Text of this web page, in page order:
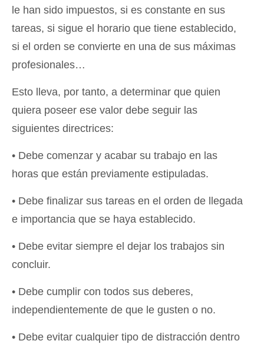
le han sido impuestos, si es constante en sus
tareas, si sigue el horario que tiene establecido,
si el orden se convierte en una de sus máximas
profesionales…
Esto lleva, por tanto, a determinar que quien
quiera poseer ese valor debe seguir las
siguientes directrices:
• Debe comenzar y acabar su trabajo en las
horas que están previamente estipuladas.
• Debe finalizar sus tareas en el orden de llegada
e importancia que se haya establecido.
• Debe evitar siempre el dejar los trabajos sin
concluir.
• Debe cumplir con todos sus deberes,
independientemente de que le gusten o no.
• Debe evitar cualquier tipo de distracción dentro